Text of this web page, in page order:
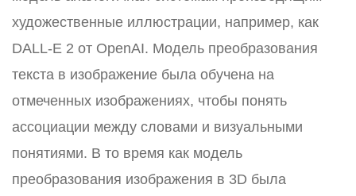
художественные иллюстрации, например, как
DALL-E 2 от OpenAI. Модель преобразования
текста в изображение была обучена на
отмеченных изображениях, чтобы понять
ассоциации между словами и визуальными
понятиями. В то время как модель
преобразования изображения в 3D была